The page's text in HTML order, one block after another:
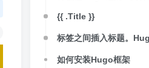
{{ .Title }}
如何安装Hugo框架